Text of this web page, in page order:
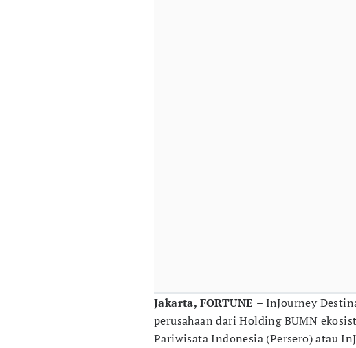
Jakarta, FORTUNE – InJourney
perusahaan dari Holding BUMN
Pariwisata Indonesia (Persero) atau